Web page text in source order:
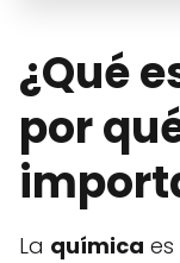
¿Qué
por
La química